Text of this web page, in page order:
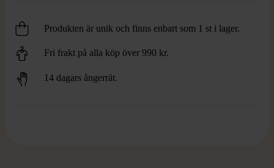
Produkten är unik och finns enbart som 1 st i lager.
Fri frakt på alla köp över 990 kr.
14 dagars ångerrät.